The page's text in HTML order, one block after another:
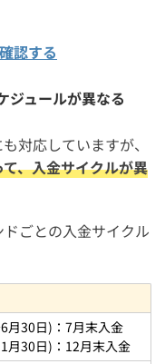
認する
ジュールが異なる
対応していますが、
、入金サイクルが異
ごとの入金サイクル
月30日)：7月末入金
月30日)：12月末入金